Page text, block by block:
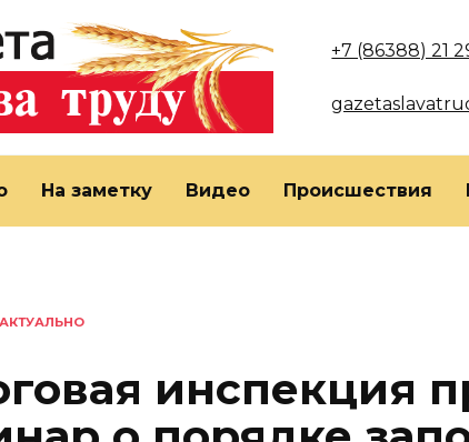
+7 (86388) 21
На заметку Видео Происшествия
инспекция